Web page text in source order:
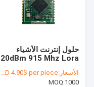
حلول إنترنت الأشياء
20dBm 915 Mhz Lora
Wan Module Cansec
LRW2020 ASR6501
الأسعار:USD 4.90$ per piece
MOQ:1000